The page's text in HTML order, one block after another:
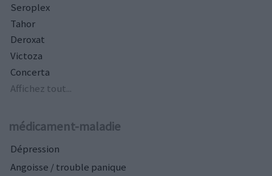
Seroplex
Tahor
Deroxat
Victoza
Concerta
Affichez tout...
médicament-maladie
Dépression
Angoisse / trouble panique